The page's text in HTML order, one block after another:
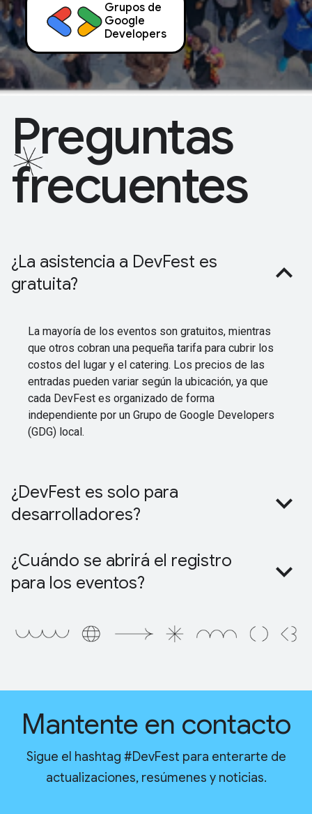
Grupos de
Google
Developers
Preguntas
frecuentes
¿La asistencia a DevFest es
gratuita?
La mayoría de los eventos son gratuitos, mientras
que otros cobran una pequeña tarifa para cubrir los
costos del lugar y el catering. Los precios de las
entradas pueden variar según la ubicación, ya que
cada DevFest es organizado de forma
independiente por un Grupo de Google Developers
(GDG) local.
¿DevFest es solo para
desarrolladores?
¿Cuándo se abrirá el registro
para los eventos?
Mantente en contacto
Sigue el hashtag #DevFest para enterarte de
actualizaciones, resúmenes y noticias.